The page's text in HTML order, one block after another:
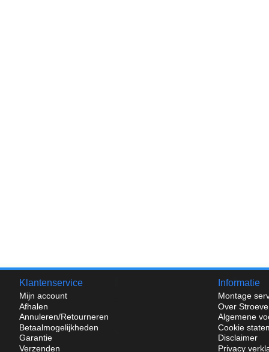
Klantenservice
Mijn account
Afhalen
Annuleren/Retourneren
Betaalmogelijkheden
Garantie
Verzenden
Informatie
Montage
Over
Algemene
Cookie
Disclaimer
Privacy